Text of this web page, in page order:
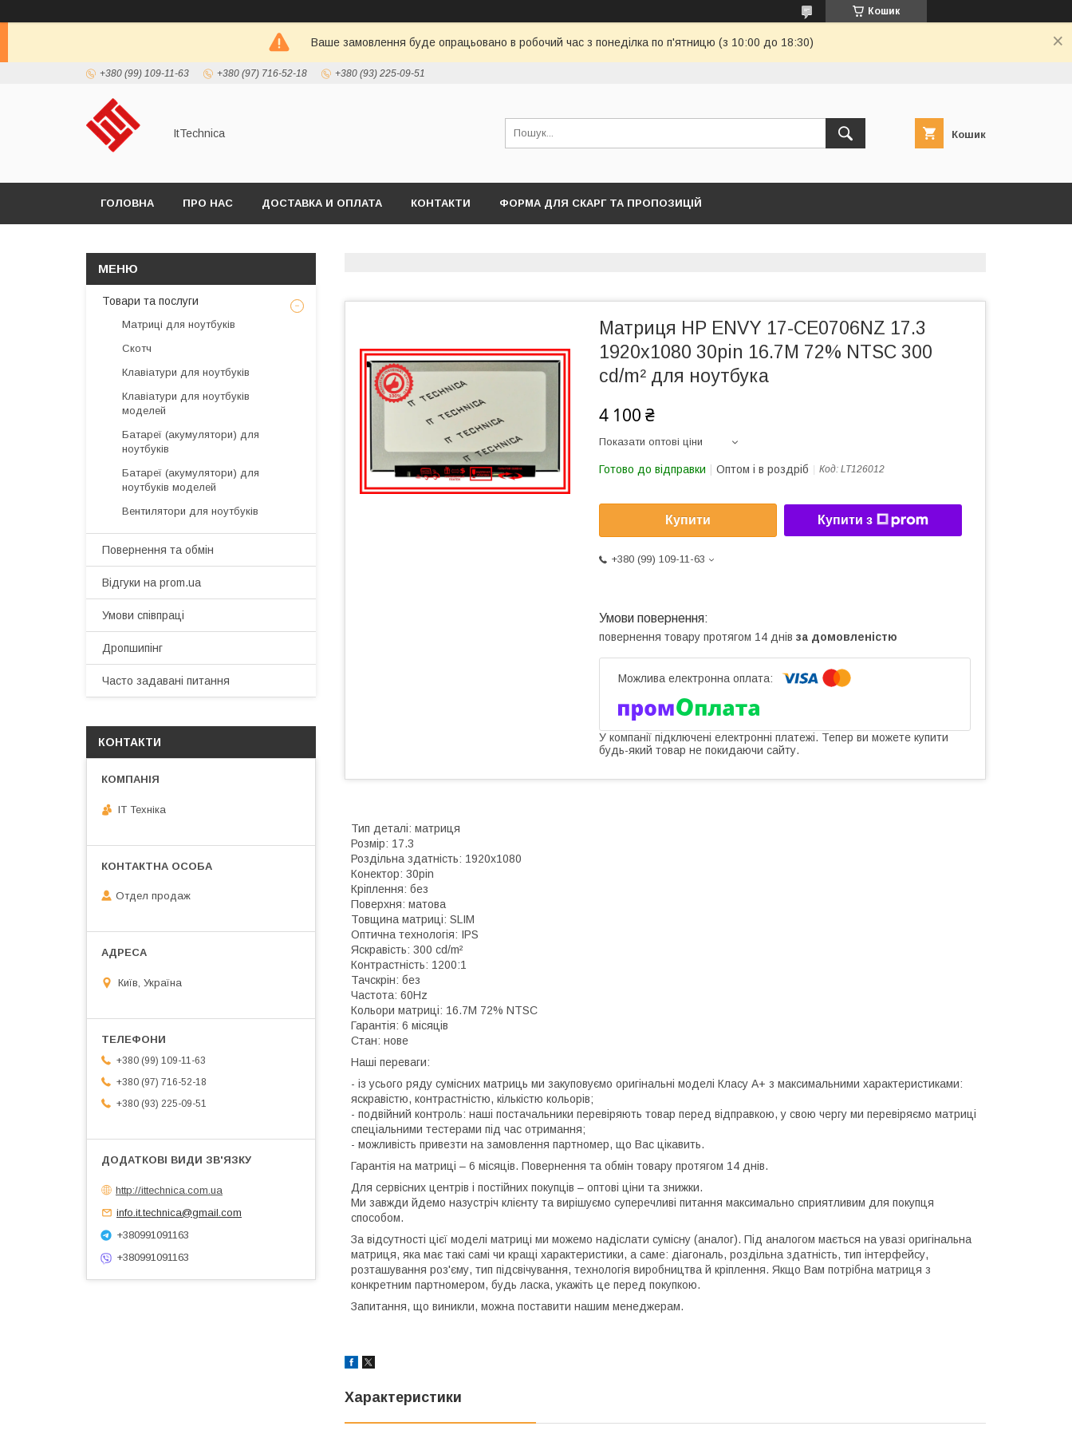
Кошик
Ваше замовлення буде опрацьовано в робочий час з понеділка по п'ятницю (з 10:00 до 18:30)
+380 (99) 109-11-63 +380 (97) 716-52-18 +380 (93) 225-09-51
ItTechnica Кошик
ГОЛОВНА ПРО НАС ДОСТАВКА И ОПЛАТА КОНТАКТИ ФОРМА ДЛЯ СКАРГ ТА ПРОПОЗИЦІЙ
Матриця HP ENVY 17-CE0706NZ 17.3
1920x1080 30pin 16.7M 72% NTSC 300
cd/m² для ноутбука
4 100 ₴
Показати оптові ціни
Готово до відправки Оптом і в роздріб Код: LT126012
Купити Купити з
+380 (99) 109-11-63
повернення товару протягом 14 днів за домовленістю
У компанії підключені електронні платежі. Тепер ви можете купити
будь-який товар не покидаючи сайту.
Тип деталі: матриця
Розмір: 17.3
Роздільна здатність: 1920x1080
Конектор: 30pin
Кріплення: без
Поверхня: матова
Товщина матриці: SLIM
Оптична технологія: IPS
Яскравість: 300 cd/m²
Контрастність: 1200:1
Тачскрін: без
Частота: 60Hz
Кольори матриці: 16.7M 72% NTSC
Гарантія: 6 місяців
Стан: нове
Наші переваги:
- із усього ряду сумісних матриць ми закуповуємо оригінальні моделі Класу А+ з максимальними характеристиками:
яскравістю, контрастністю, кількістю кольорів;
- подвійний контроль: наші постачальники перевіряють товар перед відправкою, у свою чергу ми перевіряємо матриці
спеціальними тестерами під час отримання;
- можливість привезти на замовлення партномер, що Вас цікавить.
Гарантія на матриці – 6 місяців. Повернення та обмін товару протягом 14 днів.
Для сервісних центрів і постійних покупців – оптові ціни та знижки.
Ми завжди йдемо назустріч клієнту та вирішуємо суперечливі питання максимально сприятливим для покупця
способом.
За відсутності цієї моделі матриці ми можемо надіслати сумісну (аналог). Під аналогом мається на увазі оригінальна
матриця, яка має такі самі чи кращі характеристики, а саме: діагональ, роздільна здатність, тип інтерфейсу,
розташування роз'єму, тип підсвічування, технологія виробництва й кріплення. Якщо Вам потрібна матриця з
конкретним партномером, будь ласка, укажіть це перед покупкою.
Запитання, що виникли, можна поставити нашим менеджерам.
Характеристики
Товари та послуги
Матриці для ноутбуків
Скотч
Клавіатури для ноутбуків
Клавіатури для ноутбуків
моделей
Батареї (акумулятори) для
ноутбуків
Батареї (акумулятори) для
ноутбуків моделей
Вентилятори для ноутбуків
Повернення та обмін
Відгуки на prom.ua
Умови співпраці
Дропшипінг
Часто задавані питання
КОНТАКТИ
IT Техніка
Отдел продаж
Київ, Україна
+380 (99) 109-11-63
+380 (97) 716-52-18
+380 (93) 225-09-51
http://ittechnica.com.ua
info.it.technica@gmail.com
+380991091163
+380991091163